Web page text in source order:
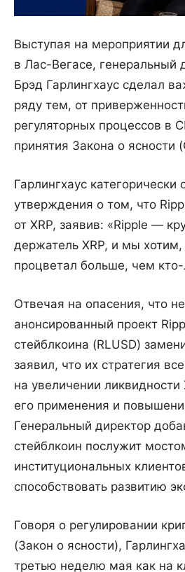
Выступая на мероприятии
в Лас-Вегасе, генеральный
Брэд Гарлингхаус сделал
ряду тем, от
регуляторных процессов в
принятия Закона о ясности
Гарлингхаус категорически
утверждения о том, что
от XRP, заявив: «Ripple —
держатель XRP, и мы хотим,
процветал больше, чем кто-
Отвечая на опасения, что
анонсированный проект
стейблкоина (RLUSD)
заявил, что их стратегия
на увеличении ликвидности
его применения и
Генеральный директор
стейблкоин послужит
институциональных
способствовать развитию
Говоря о регулировании
(Закон о ясности),
третью неделю мая как на